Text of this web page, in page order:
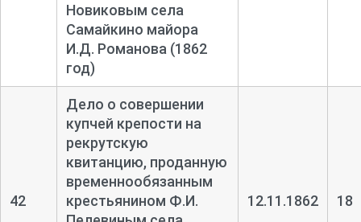
Новиковым села
Самайкино майора
И.Д. Романова (1862
год)
42
Дело о совершении
купчей крепости на
рекрутскую
квитанцию, проданную
временнообязанным
крестьянином Ф.И.
12.11.1862 18